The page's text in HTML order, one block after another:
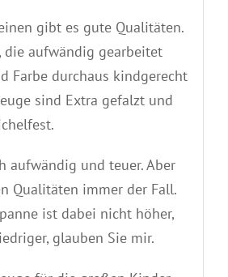
gibt es gute Qualitäten.
die aufwändig gearbeitet
Farbe durchaus kindgerecht
sind Extra gefalzt und
aufwändig und teuer. Aber
Qualitäten immer der Fall.
ist dabei nicht höher,
glauben Sie mir.